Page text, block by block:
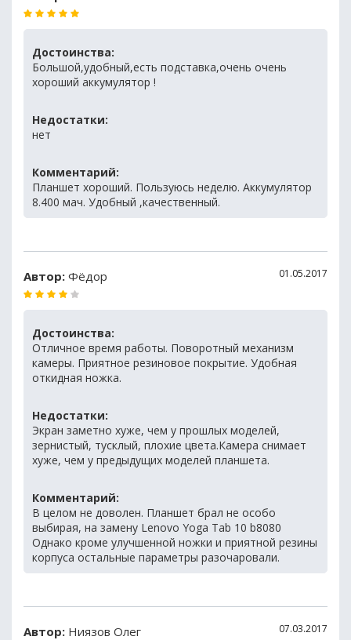
Достоинства:
Большой,удобный,есть подставка,очень очень
хороший аккумулятор !
Недостатки:
нет
Комментарий:
Планшет хороший. Пользуюсь неделю. Аккумулятор
8.400 мач. Удобный ,качественный.
Автор: Фёдор 01.05.2017
Достоинства:
Отличное время работы. Поворотный механизм
камеры. Приятное резиновое покрытие. Удобная
откидная ножка.
Недостатки:
Экран заметно хуже, чем у прошлых моделей,
зернистый, тусклый, плохие цвета.Камера снимает
хуже, чем у предыдущих моделей планшета.
Комментарий:
В целом не доволен. Планшет брал не особо
выбирая, на замену Lenovo Yoga Tab 10 b8080
Однако кроме улучшенной ножки и приятной резины
корпуса остальные параметры разочаровали.
Автор: Ниязов Олег 07.03.2017